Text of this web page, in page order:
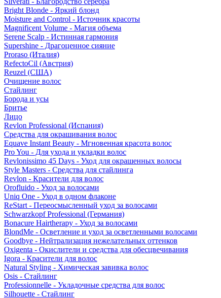
Bright Blonde - Яркий блонд
Moisture and Control - Источник красоты
Magnificent Volume - Магия объема
Serene Scalp - Истинная гармония
Supershine - Драгоценное сияние
Proraso (Италия)
RefectoCil (Австрия)
Reuzel (США)
Очищение волос
Стайлинг
Борода и усы
Бритье
Лицо
Revlon Professional (Испания)
Средства для окрашивания волос
Equave Instant Beauty - Мгновенная красота волос
Pro You - Для ухода и укладки волос
Revlonissimo 45 Days - Уход для окрашенных волосы
Style Masters - Средства для стайлинга
Revlon - Красители для волос
Orofluido - Уход за волосами
Uniq One - Уход в одном флаконе
ReStart - Переосмысленный уход за волосами
Schwarzkopf Professional (Германия)
Bonacure Hairtherapy - Уход за волосами
BlondMe - Осветление и уход за осветленными волосами
Goodbye - Нейтрализация нежелательных оттенков
Oxigenta - Окислители и средства для обесцвечивания
Igora - Красители для волос
Natural Styling - Химическая завивка волос
Osis - Стайлинг
Professionnelle - Укладочные средства для волос
Silhouette - Стайлинг